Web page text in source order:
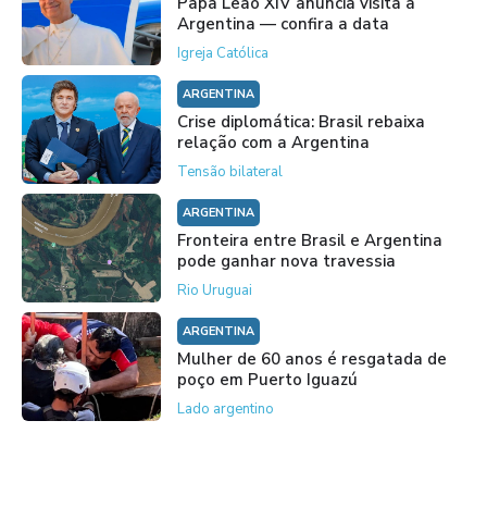
Argentina — confira a data
Igreja Católica
ARGENTINA
Crise diplomática: Brasil rebaixa
relação com a Argentina
Tensão bilateral
ARGENTINA
Fronteira entre Brasil e Argentina
pode ganhar nova travessia
Rio Uruguai
ARGENTINA
Mulher de 60 anos é resgatada de
poço em Puerto Iguazú
Lado argentino